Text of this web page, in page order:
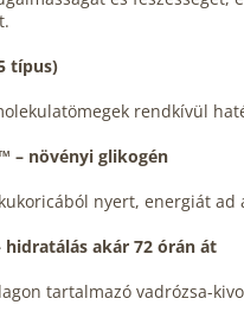
típus)
rendkívül
– növényi glikogén
nyert, energiát
hidratálás akár 72 órán át
tartalmazó vadrózsa-